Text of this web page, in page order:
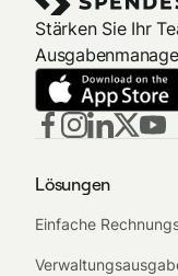
Stärken Sie Ihr
Lösungen
Einfache